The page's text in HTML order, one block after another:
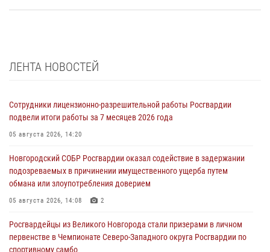
ЛЕНТА НОВОСТЕЙ
Сотрудники лицензионно-разрешительной работы Росгвардии
подвели итоги работы за 7 месяцев 2026 года
05 августа 2026, 14:20
Новгородский СОБР Росгвардии оказал содействие в задержании
подозреваемых в причинении имущественного ущерба путем
обмана или злоупотребления доверием
05 августа 2026, 14:08 2
Росгвардейцы из Великого Новгорода стали призерами в личном
первенстве в Чемпионате Северо-Западного округа Росгвардии по
спортивному самбо